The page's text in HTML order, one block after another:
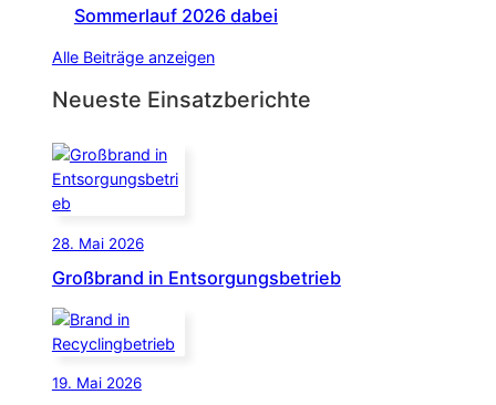
Sommerlauf 2026 dabei
Alle Beiträge anzeigen
Neueste Einsatzberichte
28. Mai 2026
Großbrand in Entsorgungsbetrieb
19. Mai 2026